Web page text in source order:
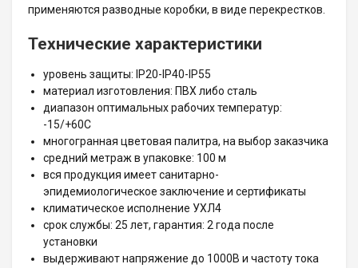
применяются разводные коробки, в виде перекрестков.
Технические характеристики
уровень защиты: IP20-IP40-IP55
материал изготовления: ПВХ либо сталь
диапазон оптимальных рабочих температур:
-15/+60С
многогранная цветовая палитра, на выбор заказчика
средний метраж в упаковке: 100 м
вся продукция имеет санитарно-
эпидемиологическое заключение и сертификаты
климатическое исполнение УХЛ4
срок службы: 25 лет, гарантия: 2 года после
установки
выдерживают напряжение до 1000В и частоту тока